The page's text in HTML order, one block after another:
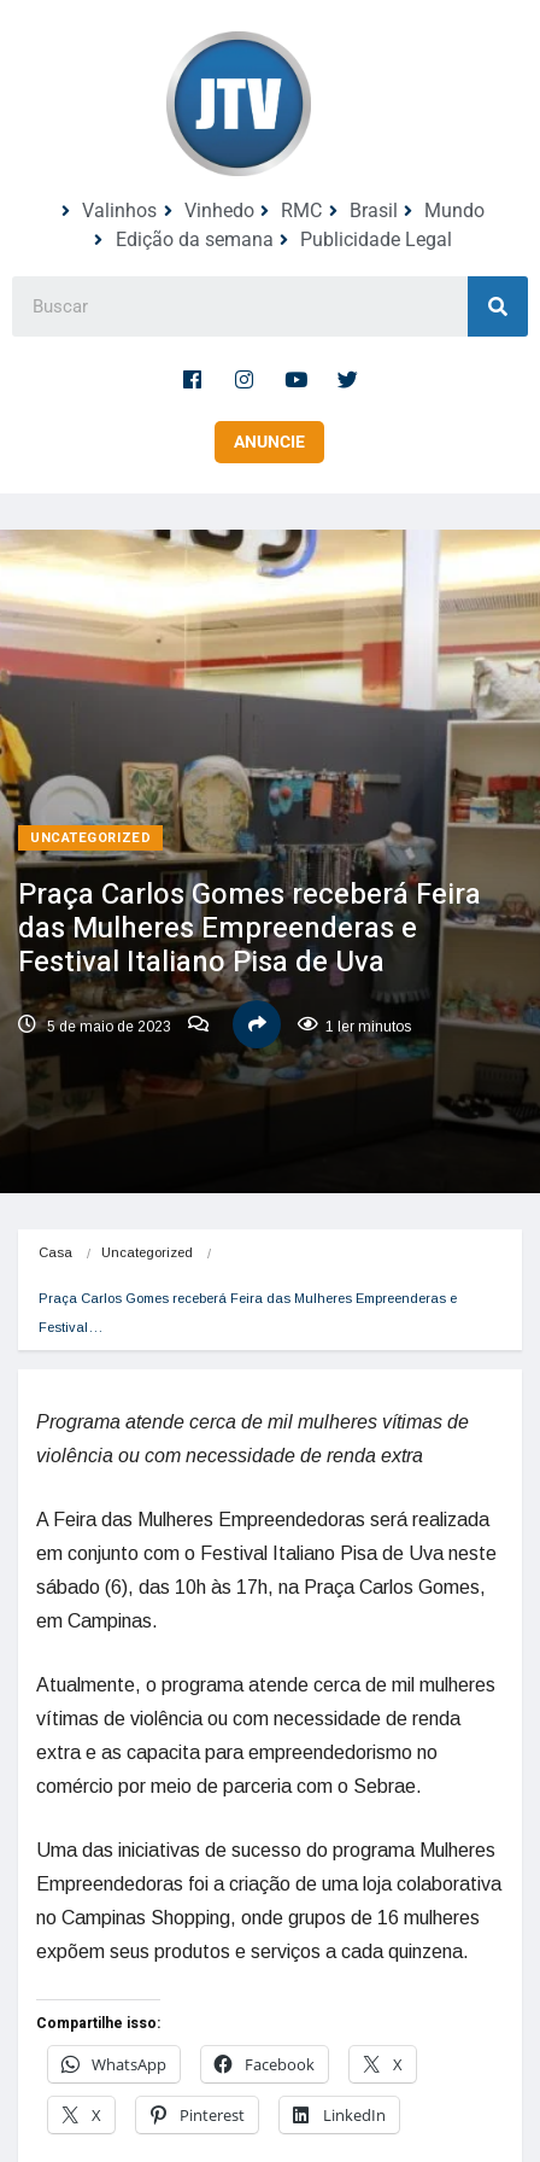
Valinhos Vinhedo RMC Brasil
Mundo
Edição da semana
Publicidade Legal
ANUNCIE
UNCATEGORIZED
Praça Carlos Gomes receberá Feira
das Mulheres Empreenderas e
Festival Italiano Pisa de Uva
5 de maio de 2023 1 ler minutos
Casa Uncategorized
Praça Carlos Gomes receberá Feira das Mulheres Empreenderas e
Festival…
Programa atende cerca de mil mulheres vítimas de
violência ou com necessidade de renda extra
A Feira das Mulheres Empreendedoras será realizada
em conjunto com o Festival Italiano Pisa de Uva neste
sábado (6), das 10h às 17h, na Praça Carlos Gomes,
em Campinas.
Atualmente, o programa atende cerca de mil mulheres
vítimas de violência ou com necessidade de renda
extra e as capacita para empreendedorismo no
comércio por meio de parceria com o Sebrae.
Uma das iniciativas de sucesso do programa Mulheres
Empreendedoras foi a criação de uma loja colaborativa
no Campinas Shopping, onde grupos de 16 mulheres
expõem seus produtos e serviços a cada quinzena.
Compartilhe isso:
WhatsApp
Facebook X
X Pinterest LinkedIn